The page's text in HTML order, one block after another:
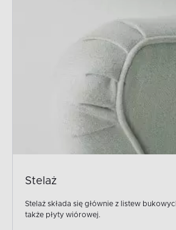
Stelaż
Stelaż składa się głównie z listew
także płyty wiórowej.